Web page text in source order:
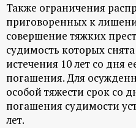
Также ограничения
приговоренных к
совершение тяжких
судимость которых
истечения 10 лет со дня
погашения. Для
особой тяжести срок со
погашения судимости
лет.